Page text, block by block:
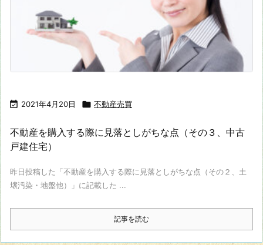
 2021年4月20日  不動産売買
不動産を購入する際に見落としがちな点（その３、中古
戸建住宅）
昨日投稿した「不動産を購入する際に見落としがちな点（その２、土
壌汚染・地盤他）」に記載した ...
記事を読む